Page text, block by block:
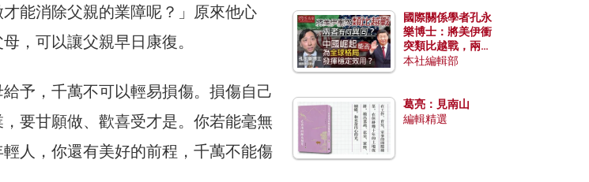
能消除父親的業障呢？」原來他心
，可以讓父親早日康復。
予，千萬不可以輕易損傷。損傷自己
要甘願做、歡喜受才是。你若能毫無
人，你還有美好的前程，千萬不能傷
國際關係學者孔永
樂博士：將美伊衝
突類比越戰，兩者
有何異同？中國崛
本社編輯部
葛亮：見南山
編輯精選